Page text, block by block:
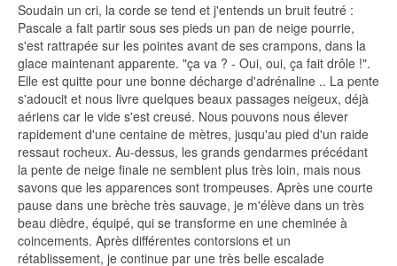
Soudain un cri, la corde se tend et j'entends un bruit feutré :
Pascale a fait partir sous ses pieds un pan de neige pourrie,
s'est rattrapée sur les pointes avant de ses crampons, dans la
glace maintenant apparente. "ça va ? - Oui, oui, ça fait drôle !".
Elle est quitte pour une bonne décharge d'adrénaline .. La pente
s'adoucit et nous livre quelques beaux passages neigeux, déjà
aériens car le vide s'est creusé. Nous pouvons nous élever
rapidement d'une centaine de mètres, jusqu'au pied d'un raide
ressaut rocheux. Au-dessus, les grands gendarmes précédant
la pente de neige finale ne semblent plus très loin, mais nous
savons que les apparences sont trompeuses. Après une courte
pause dans une brèche très sauvage, je m'élève dans un très
beau dièdre, équipé, qui se transforme en une cheminée à
coincements. Après différentes contorsions et un
rétablissement, je continue par une très belle escalade